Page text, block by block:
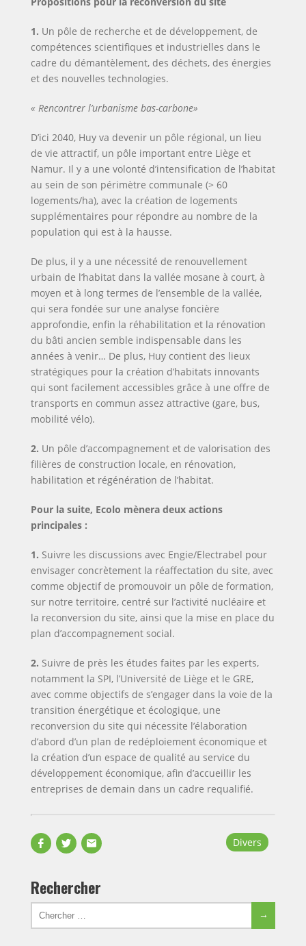
1. Un pôle de recherche et de développement, de
compétences scientifiques et industrielles dans le
cadre du démantèlement, des déchets, des énergies
et des nouvelles technologies.
« Rencontrer l’urbanisme bas-carbone»
D’ici 2040, Huy va devenir un pôle régional, un lieu
de vie attractif, un pôle important entre Liège et
Namur. Il y a une volonté d’intensification de l’habitat
au sein de son périmètre communale (> 60
logements/ha), avec la création de logements
supplémentaires pour répondre au nombre de la
population qui est à la hausse.
De plus, il y a une nécessité de renouvellement
urbain de l’habitat dans la vallée mosane à court, à
moyen et à long termes de l’ensemble de la vallée,
qui sera fondée sur une analyse foncière
approfondie, enfin la réhabilitation et la rénovation
du bâti ancien semble indispensable dans les
années à venir… De plus, Huy contient des lieux
stratégiques pour la création d’habitats innovants
qui sont facilement accessibles grâce à une offre de
transports en commun assez attractive (gare, bus,
mobilité vélo).
2. Un pôle d’accompagnement et de valorisation des
filières de construction locale, en rénovation,
habilitation et régénération de l’habitat.
Pour la suite, Ecolo mènera deux actions
principales :
1. Suivre les discussions avec Engie/Electrabel pour
envisager concrètement la réaffectation du site, avec
comme objectif de promouvoir un pôle de formation,
sur notre territoire, centré sur l’activité nucléaire et
la reconversion du site, ainsi que la mise en place du
plan d’accompagnement social.
2. Suivre de près les études faites par les experts,
notamment la SPI, l’Université de Liège et le GRE,
avec comme objectifs de s’engager dans la voie de la
transition énergétique et écologique, une
reconversion du site qui nécessite l’élaboration
d’abord d’un plan de redéploiement économique et
la création d’un espace de qualité au service du
développement économique, afin d’accueillir les
entreprises de demain dans un cadre requalifié.
Divers
Partager
sur
Partager
sur
Envoyer
Rechercher
Chercher
pour:
Chercher